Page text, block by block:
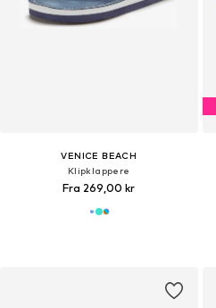
VENICE BEACH
Klipklappere
Fra 269,00 kr